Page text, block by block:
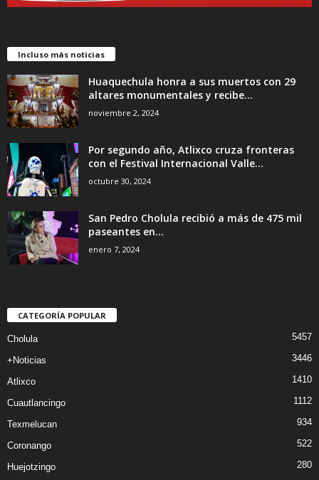
Incluso más noticias
Huaquechula honra a sus muertos con 29
altares monumentales y recibe...
noviembre 2, 2024
Por segundo año, Atlixco cruza fronteras
con el Festival Internacional Valle...
octubre 30, 2024
San Pedro Cholula recibió a más de 475 mil
paseantes en...
enero 7, 2024
CATEGORÍA POPULAR
Cholula 5457
+Noticias 3446
Atlixco 1410
Cuautlancingo 1112
Texmelucan 934
Coronango 522
Huejotzingo 280